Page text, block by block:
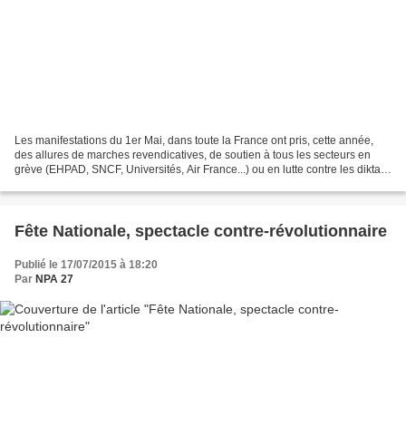
Les manifestations du 1er Mai, dans toute la France ont pris, cette année,
des allures de marches revendicatives, de soutien à tous les secteurs en
grève (EHPAD, SNCF, Universités, Air France...) ou en lutte contre les diktats
Fête Nationale, spectacle contre-révolutionnaire
Publié le 17/07/2015 à 18:20
Par NPA 27